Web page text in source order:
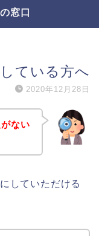
窓口
ている方へ
2020年12月28日
ない
していただける